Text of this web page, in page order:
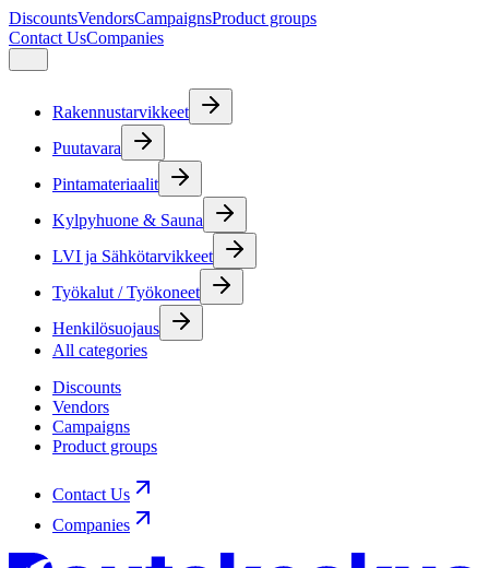
DiscountsVendorsCampaignsProduct groups
Contact UsCompanies
Rakennustarvikkeet
Puutavara
Pintamateriaalit
Kylpyhuone & Sauna
LVI ja Sähkötarvikkeet
Työkalut / Työkoneet
Henkilösuojaus
All categories
Discounts
Vendors
Campaigns
Product groups
Contact Us
Companies